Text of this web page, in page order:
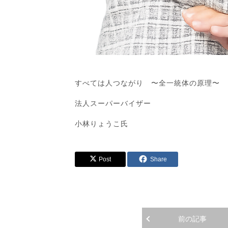
すべては人つながり 〜全一統体の原理〜
法人スーパーバイザー
小林りょうこ氏
Post Share
前の記事